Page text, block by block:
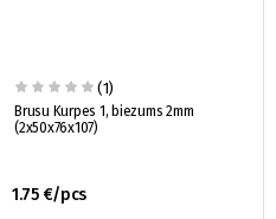
(1)
Brusu Kurpes 1, biezums 2mm
(2x50x76x107)
1.75 €/pcs